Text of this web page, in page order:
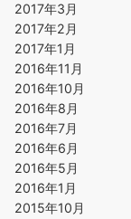
2017年3月
2017年2月
2017年1月
2016年11月
2016年10月
2016年8月
2016年7月
2016年6月
2016年5月
2016年1月
2015年10月